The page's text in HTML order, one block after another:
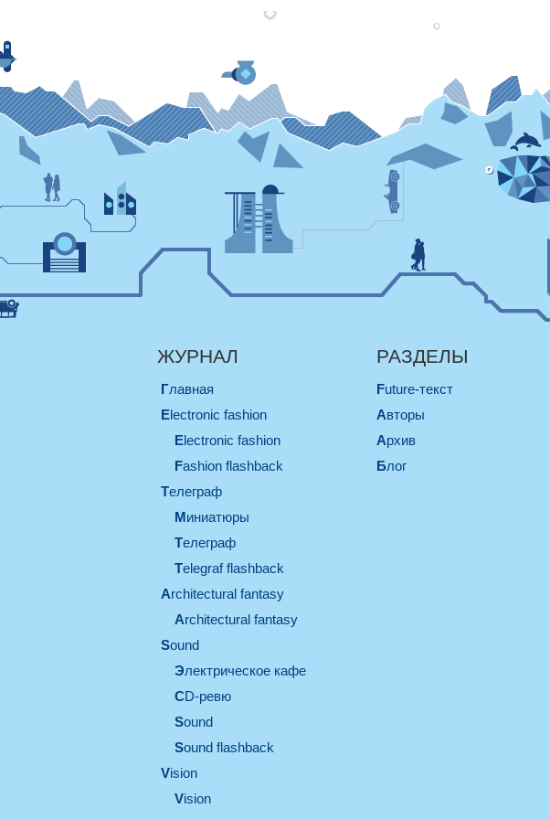
ЖУРНАЛ
Главная
electronic fashion
electronic fashion
Fashion flashback
телеграф
миниатюры
телеграф
Telegraf flashback
architectural fantasy
architectural fantasy
sound
электрическое кафе
CD-ревю
sound
Sound flashback
vision
vision
РАЗДЕЛЫ
Future-текст
Авторы
Архив
Блог